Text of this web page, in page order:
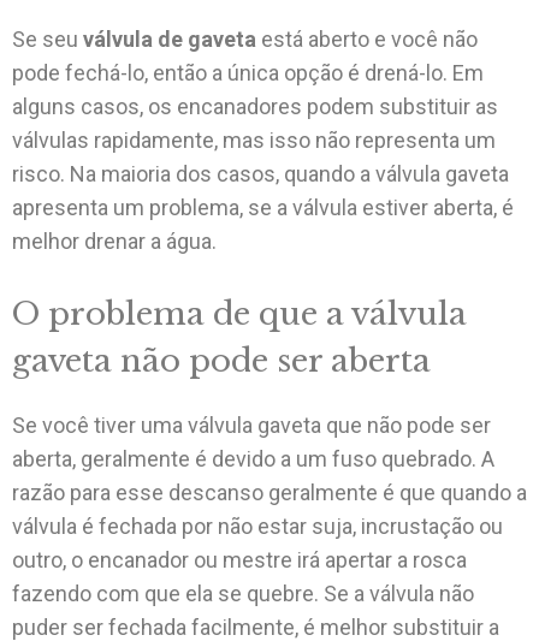
Se seu válvula de gaveta está aberto e você não
pode fechá-lo, então a única opção é drená-lo. Em
alguns casos, os encanadores podem substituir as
válvulas rapidamente, mas isso não representa um
risco. Na maioria dos casos, quando a válvula gaveta
apresenta um problema, se a válvula estiver aberta, é
melhor drenar a água.
O problema de que a válvula
gaveta não pode ser aberta
Se você tiver uma válvula gaveta que não pode ser
aberta, geralmente é devido a um fuso quebrado. A
razão para esse descanso geralmente é que quando a
válvula é fechada por não estar suja, incrustação ou
outro, o encanador ou mestre irá apertar a rosca
fazendo com que ela se quebre. Se a válvula não
puder ser fechada facilmente, é melhor substituir a